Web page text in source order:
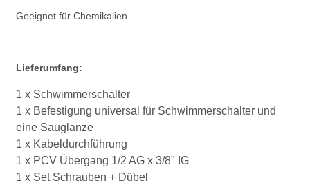
Geeignet für Chemikalien.
Lieferumfang:
1 x Schwimmerschalter
1 x Befestigung universal für Schwimmerschalter und
eine Sauglanze
1 x Kabeldurchführung
1 x PCV Übergang 1/2 AG x 3/8" IG
1 x Set Schrauben + Dübel